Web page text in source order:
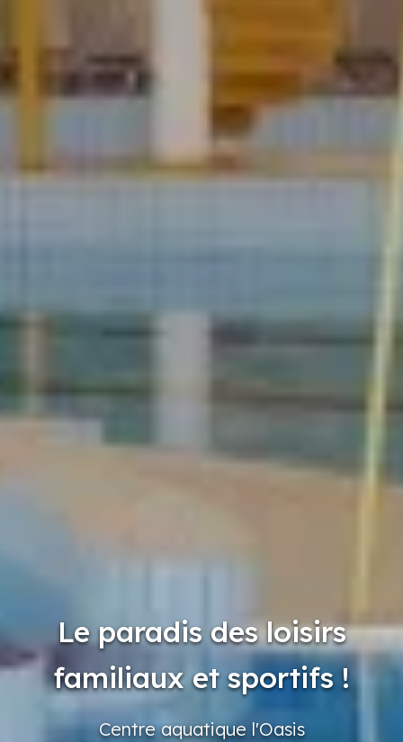
Le paradis des loisirs
familiaux et sportifs !
Centre aquatique l'Oasis